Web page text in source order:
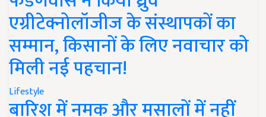
एग्रीटेक्नोलॉजीज के संस्थापकों का
सम्मान, किसानों के लिए नवाचार को
मिली नई पहचान!
Lifestyle
बारिश में नमक और मसालों में नहीं